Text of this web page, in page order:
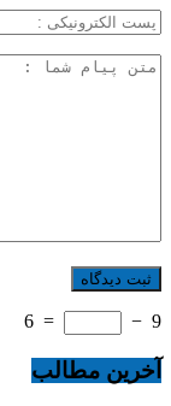
9
−
=
6
آخرین مطالب